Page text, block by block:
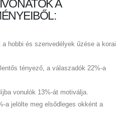
A
hobbi és szenvedélyek űzése a korai
tényező, a válaszadók 22%-a
vonulók 13%-át motiválja.
a jelölte meg elsődleges okként a